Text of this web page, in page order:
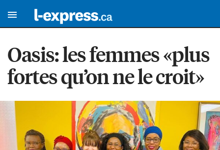
Oasis: les femmes «plus
fortes qu’on ne le croit»